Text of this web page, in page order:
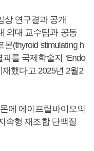
연구결과 공개
의대 교수팀과 공동
(thyroid stimulating h
과를 국제학술지 ‘Endo
재했다고 2025년 2월2
에 에이프릴바이오의
속형 재조합 단백질